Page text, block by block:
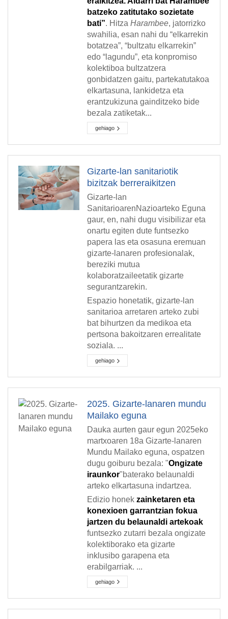
batzeko zatitutako sozietate
bati”. HitzaHarambee, jatorrizko
swahilia, esan nahi du “elkarrekin
botatzea”, “bultzatu elkarrekin”
edo “lagundu”, eta konpromiso
kolektiboa bultzatzera
gonbidatzen gaitu, partekatutakoa
elkartasuna, lankidetza eta
erantzukizuna gainditzeko bide
bezala zatiketak...
gehiago
Gizarte-lan sanitariotik
bizitzak berreraikitzen
Gizarte-lan
SanitarioarenNazioarteko Eguna
gaur, en, nahi dugu visibilizar eta
onartu egiten dute funtsezko
papera las eta osasuna eremuan
gizarte-lanaren profesionalak,
bereziki mutua
kolaboratzaileetatik gizarte
segurantzarekin.
Espazio honetatik, gizarte-lan
sanitarioa arretaren arteko zubi
bat bihurtzen da medikoa eta
pertsona bakoitzaren errealitate
soziala. ...
gehiago
2025. Gizarte-lanaren mundu
Mailako eguna
Dauka aurten gaur egun 2025eko
martxoaren 18a Gizarte-lanaren
Mundu Mailako eguna, ospatzen
dugu goiburu bezala: "Ongizate
iraunkor"baterako belaunaldi
arteko elkartasuna indartzea.
Edizio honekzainketaren eta
konexioen garrantzian fokua
jartzen du belaunaldi artekoak
funtsezko zutarri bezala ongizate
kolektiborako eta gizarte
inklusibo garapena eta
erabilgarriak. ...
gehiago